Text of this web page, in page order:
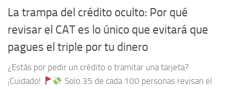
La trampa del crédito oculto: Por qué
revisar el CAT es lo único que evitará que
pagues el triple por tu dinero
¿Estás por pedir un crédito o tramitar una tarjeta?
¡Cuidado!
Solo 35 de cada 100 personas revisan el